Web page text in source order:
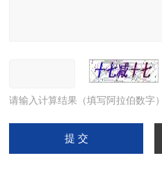
请输入计算结果（填写阿拉伯数字